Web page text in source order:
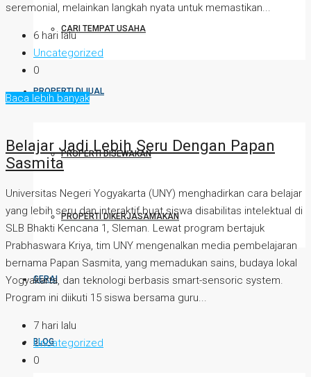
CARI TEMPAT USAHA
PROPERTI DIJUAL
PROPERTI DISEWAKAN
PROPERTI DIKERJASAMAKAN
GERAI
BLOG
seremonial, melainkan langkah nyata untuk memastikan...
6 hari lalu
Uncategorized
0
Baca lebih banyak
Belajar Jadi Lebih Seru Dengan Papan
Sasmita
Universitas Negeri Yogyakarta (UNY) menghadirkan cara belajar
yang lebih seru dan interaktif buat siswa disabilitas intelektual di
SLB Bhakti Kencana 1, Sleman. Lewat program bertajuk
Prabhaswara Kriya, tim UNY mengenalkan media pembelajaran
bernama Papan Sasmita, yang memadukan sains, budaya lokal
Yogyakarta, dan teknologi berbasis smart-sensoric system.
Program ini diikuti 15 siswa bersama guru...
7 hari lalu
Uncategorized
0